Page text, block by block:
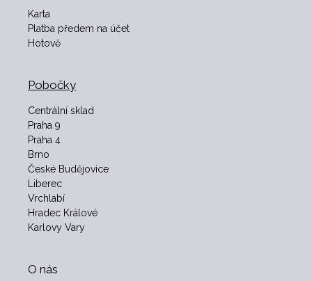
Karta
Platba předem na účet
Hotově
Pobočky
Centrální sklad
Praha 9
Praha 4
Brno
České Budějovice
Liberec
Vrchlabí
Hradec Králové
Karlovy Vary
O nás